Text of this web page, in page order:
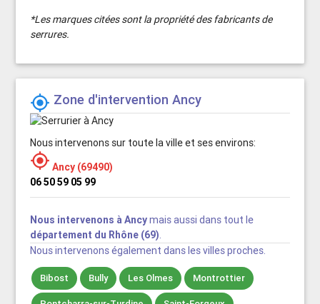
*Les marques citées sont la propriété des fabricants de
serrures.
 Zone d'intervention Ancy
Nous intervenons sur toute la ville et ses environs:
 Ancy (69490)
06 50 59 05 99
Nous intervenons à Ancymais aussi dans tout le
département du Rhône (69).
Nous intervenons également dans les villes proches.
Bibost Bully Les Olmes Montrottier